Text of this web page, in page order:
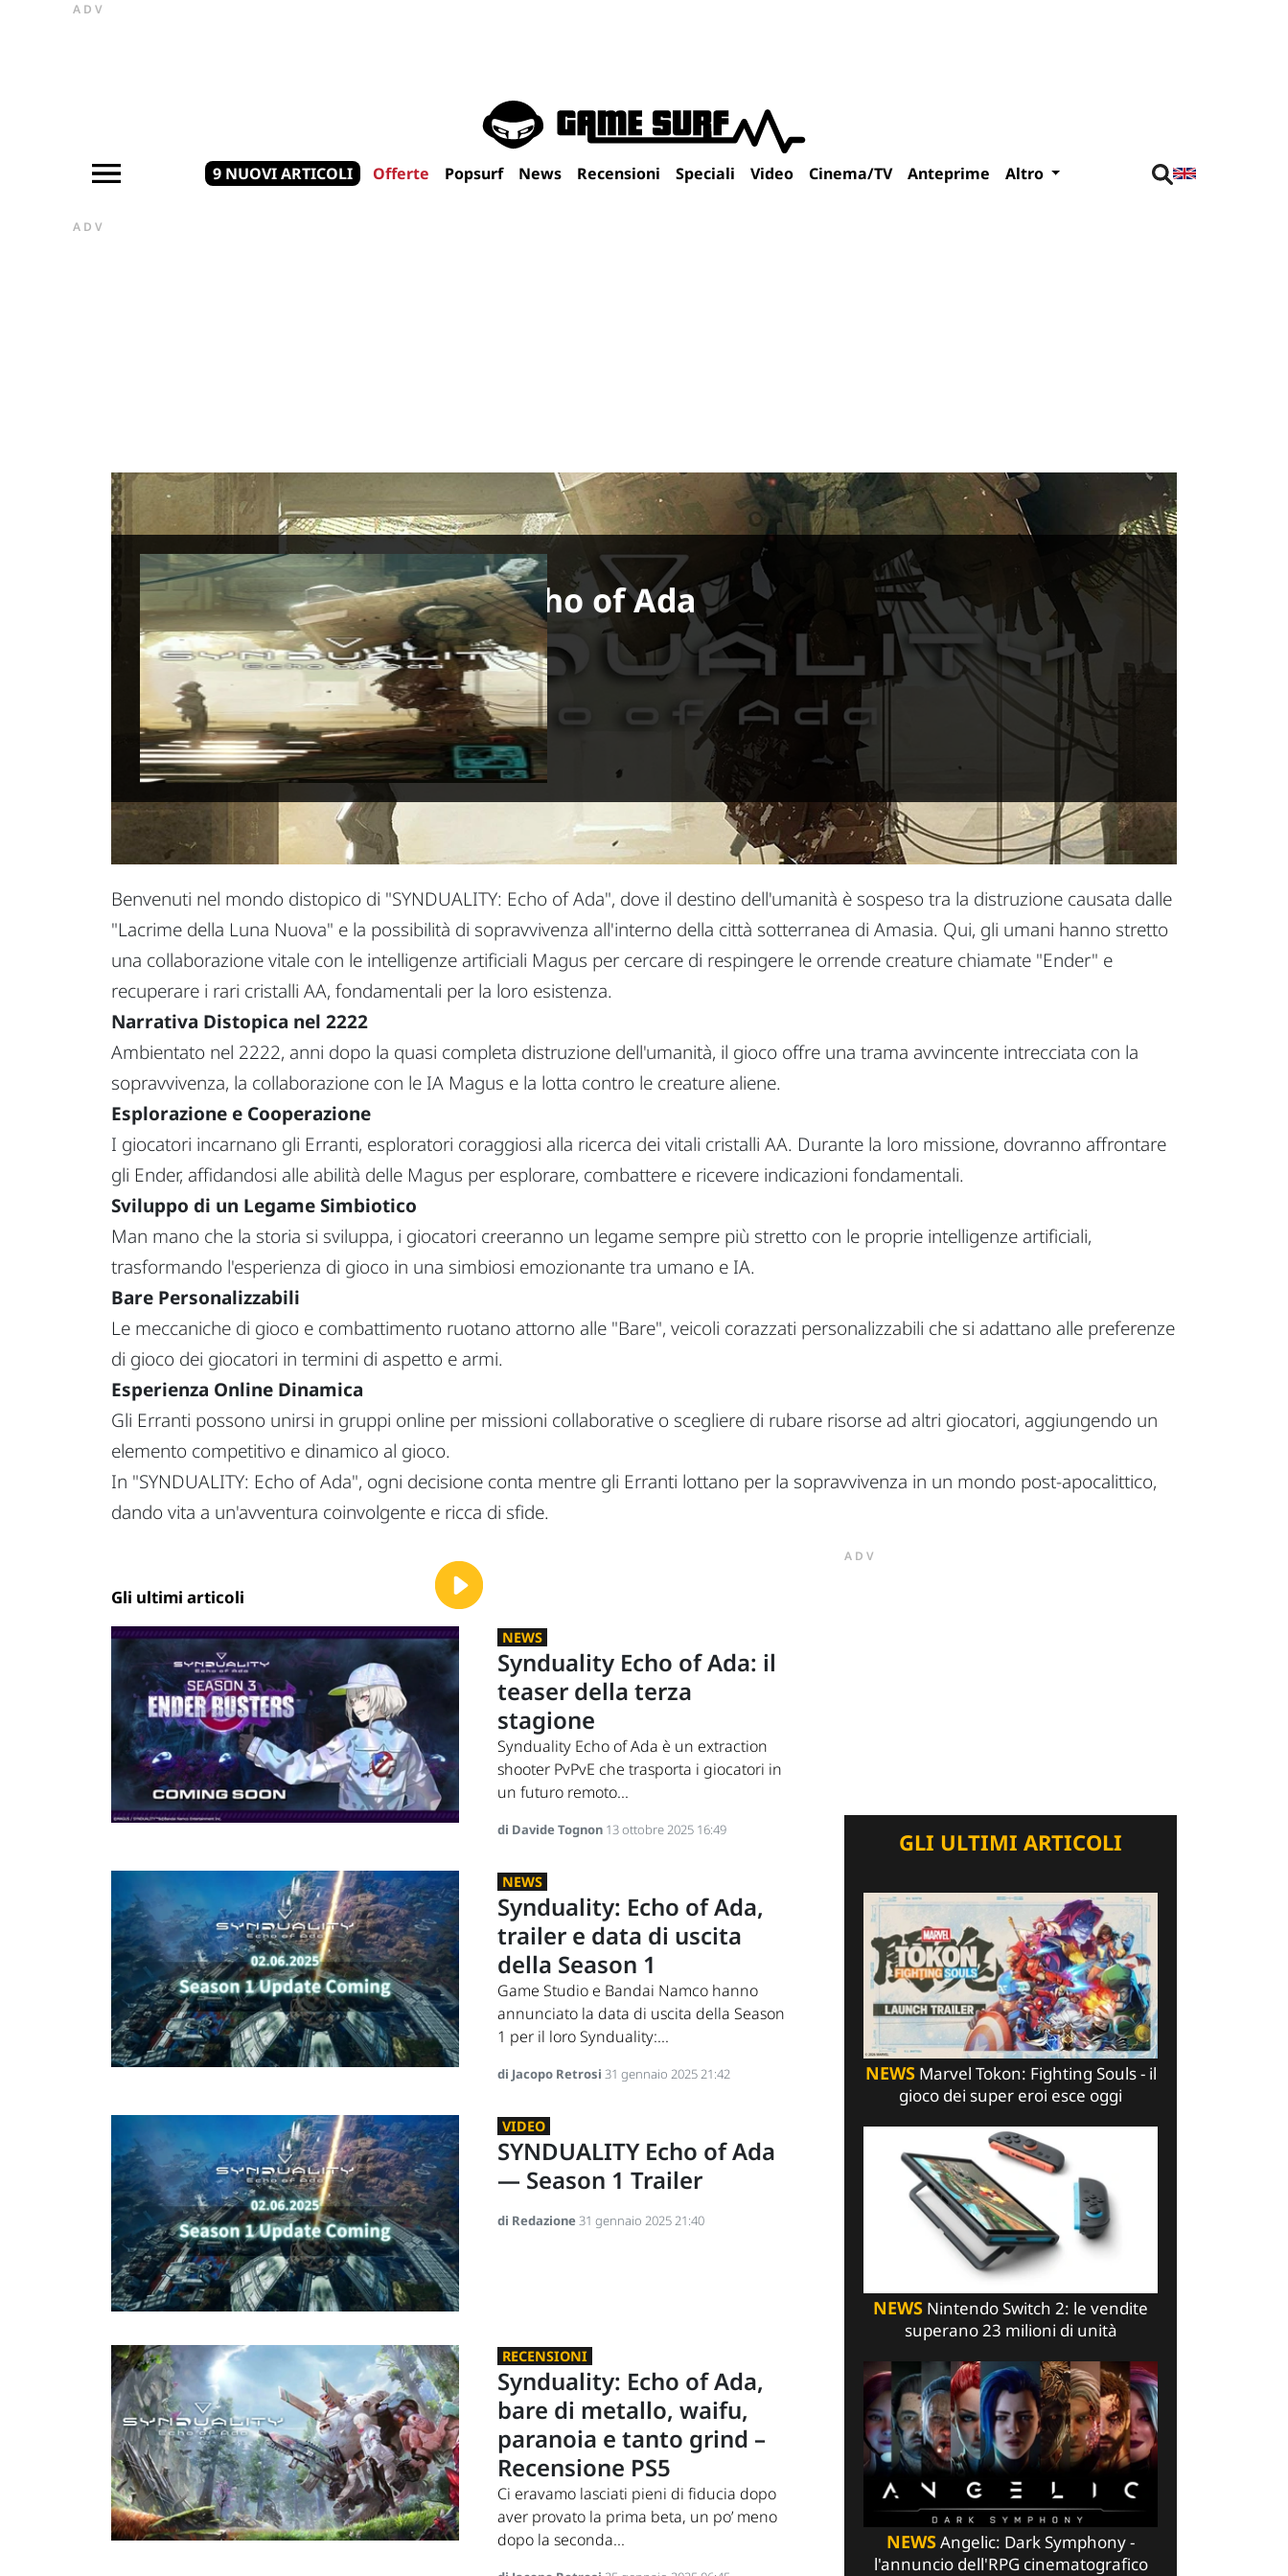
ADV
9 NUOVI ARTICOLI Offerte Popsurf News Recensioni Speciali Video Cinema/TV Anteprime Altro
ADV
Synduality: Echo of Ada
Data di uscita:31 dicembre 2024
Piattaforme:PC, PS5, Xbox Series X
Sviluppatori:Game Studio Inc.
Produttori:Bandai Namco
Genere:TPS, Avventura / Sparatutto
Benvenuti nel mondo distopico di "SYNDUALITY: Echo of Ada", dove il destino dell'umanità è sospeso tra la distruzione causata dalle
"Lacrime della Luna Nuova" e la possibilità di sopravvivenza all'interno della città sotterranea di Amasia. Qui, gli umani hanno stretto
una collaborazione vitale con le intelligenze artificiali Magus per cercare di respingere le orrende creature chiamate "Ender" e
recuperare i rari cristalli AA, fondamentali per la loro esistenza.
Narrativa Distopica nel 2222
Ambientato nel 2222, anni dopo la quasi completa distruzione dell'umanità, il gioco offre una trama avvincente intrecciata con la
sopravvivenza, la collaborazione con le IA Magus e la lotta contro le creature aliene.
Esplorazione e Cooperazione
I giocatori incarnano gli Erranti, esploratori coraggiosi alla ricerca dei vitali cristalli AA. Durante la loro missione, dovranno affrontare
gli Ender, affidandosi alle abilità delle Magus per esplorare, combattere e ricevere indicazioni fondamentali.
Sviluppo di un Legame Simbiotico
Man mano che la storia si sviluppa, i giocatori creeranno un legame sempre più stretto con le proprie intelligenze artificiali,
trasformando l'esperienza di gioco in una simbiosi emozionante tra umano e IA.
Bare Personalizzabili
Le meccaniche di gioco e combattimento ruotano attorno alle "Bare", veicoli corazzati personalizzabili che si adattano alle preferenze
di gioco dei giocatori in termini di aspetto e armi.
Esperienza Online Dinamica
Gli Erranti possono unirsi in gruppi online per missioni collaborative o scegliere di rubare risorse ad altri giocatori, aggiungendo un
elemento competitivo e dinamico al gioco.
In "SYNDUALITY: Echo of Ada", ogni decisione conta mentre gli Erranti lottano per la sopravvivenza in un mondo post-apocalittico,
dando vita a un'avventura coinvolgente e ricca di sfide.
Gli ultimi articoli
NEWS
Synduality Echo of Ada: il
teaser della terza
stagione
Synduality Echo of Ada è un extraction
shooter PvPvE che trasporta i giocatori in
un futuro remoto...
di Davide Tognon 13 ottobre 2025 16:49
NEWS
Synduality: Echo of Ada,
trailer e data di uscita
della Season 1
Game Studio e Bandai Namco hanno
annunciato la data di uscita della Season
1 per il loro Synduality:...
di Jacopo Retrosi 31 gennaio 2025 21:42
VIDEO
SYNDUALITY Echo of Ada
— Season 1 Trailer
di Redazione31 gennaio 2025 21:40
RECENSIONI
Synduality: Echo of Ada,
bare di metallo, waifu,
paranoia e tanto grind –
Recensione PS5
Ci eravamo lasciati pieni di fiducia dopo
aver provato la prima beta, un po’ meno
dopo la seconda...
ADV
GLI ULTIMI ARTICOLI
NEWSMarvel Tokon: Fighting Souls - il
gioco dei super eroi esce oggi
NEWS Nintendo Switch 2: le vendite
superano 23 milioni di unità
NEWSAngelic: Dark Symphony -
l'annuncio dell'RPG cinematografico